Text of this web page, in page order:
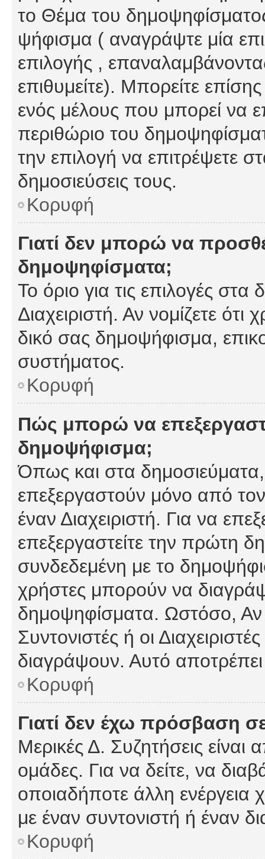
το Θέμα του
ψήφισμα ( αναγράψτε μία
επιλογής ,
επιθυμείτε). Μπορείτε
ενός μέλους που μπορεί να
περιθώριο του
την επιλογή να επιτρέψετε
δημοσιεύσεις τους.
Κορυφή
Γιατί δεν μπορώ να
δημοψηφίσματα;
Το όριο για τις επιλογές
Διαχειριστή. Αν νομίζετε ότι
δικό σας δημοψήφισμα,
συστήματος.
Κορυφή
Πώς μπορώ να
δημοψήφισμα;
Όπως και στα
επεξεργαστούν μόνο από
έναν Διαχειριστή. Για να
επεξεργαστείτε την πρώτη
συνδεδεμένη με το
χρήστες μπορούν να
δημοψηφίσματα. Ωστόσο, Αν
Συντονιστές ή οι
διαγράψουν. Αυτό
Κορυφή
Γιατί δεν έχω πρόσβαση
Μερικές Δ. Συζητήσεις είναι
ομάδες. Για να δείτε, να
οποιαδήποτε άλλη ενέργεια
με έναν συντονιστή ή έναν
Κορυφή